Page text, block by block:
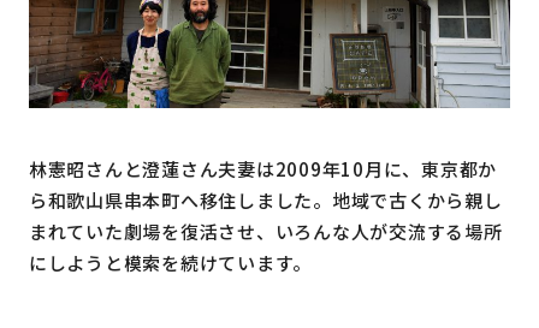
林憲昭さんと澄蓮さん夫妻は2009年10月に、東京都か
ら和歌山県串本町へ移住しました。地域で古くから親し
まれていた劇場を復活させ、いろんな人が交流する場所
にしようと模索を続けています。